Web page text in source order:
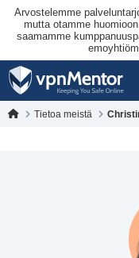
Arvostelemme
mutta otamme
saamamme
Tietoa meistä